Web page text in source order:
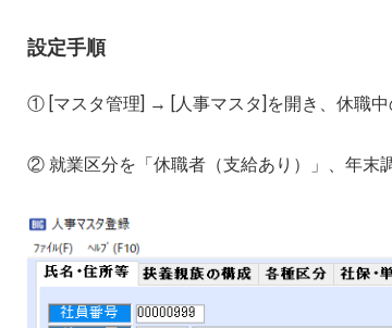
設定手順
① [マスタ管理] → [人事マスタ]を開き、休職中
② 就業区分を「休職者（支給あり）」、年末